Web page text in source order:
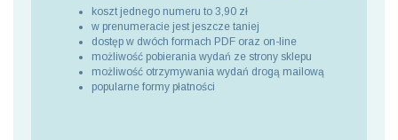
koszt jednego numeru to 3,90 zł
w prenumeracie jest jeszcze taniej
dostęp w dwóch formach PDF oraz on-line
możliwość pobierania wydań ze strony sklepu
możliwość otrzymywania wydań drogą mailową
popularne formy płatności